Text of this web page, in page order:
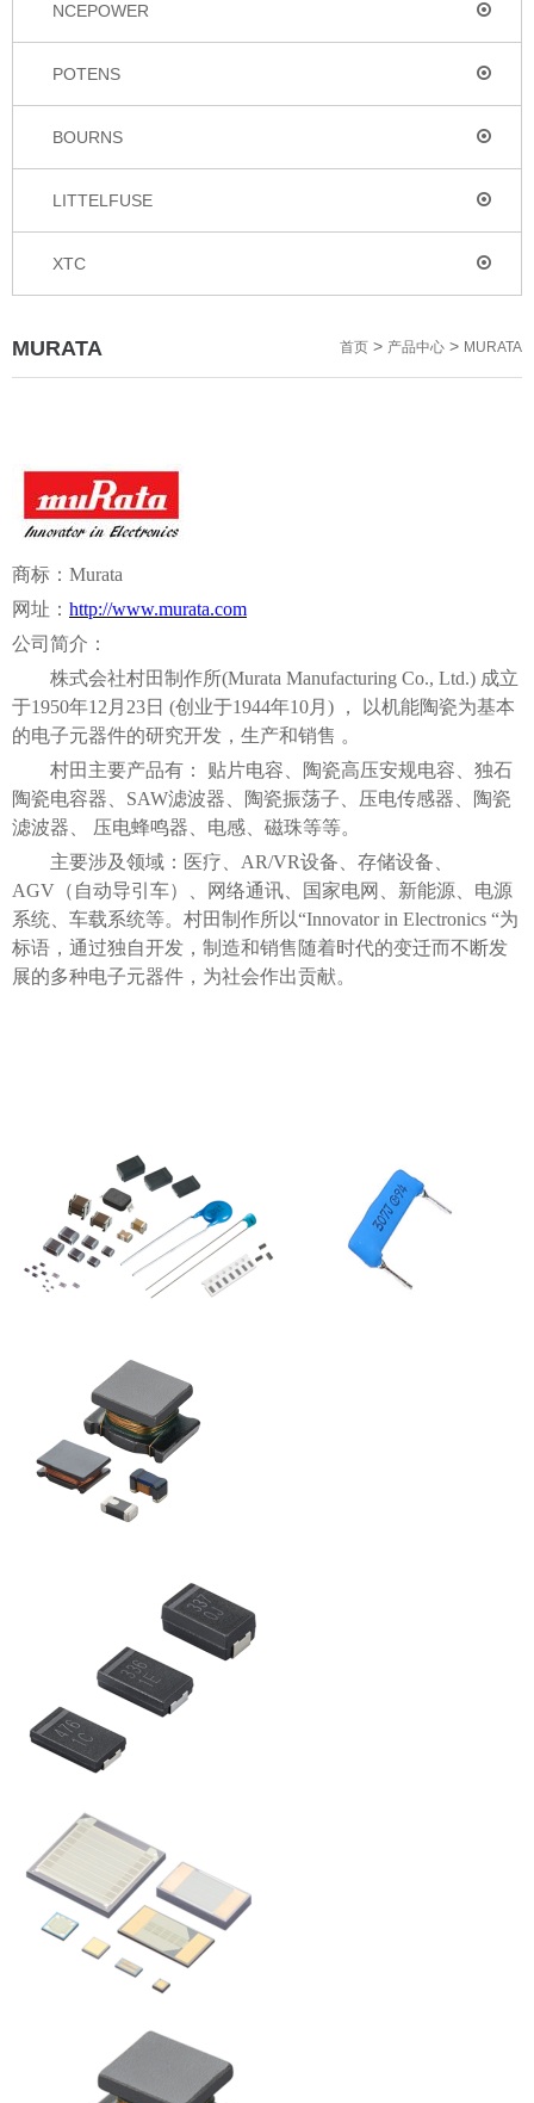
NCEPOWER
POTENS
BOURNS
LITTELFUSE
XTC
MURATA 首页 > 产品中心 > MURATA
商标： Murata
网址： http://www.murata.com
公司简介：
株式会社村田制作所(Murata Manufacturing Co., Ltd.) 成立
于1950年12月23日 (创业于1944年10月) ， 以机能陶瓷为基本
的电子元器件的研究开发，生产和销售 。
村田主要产品有：
贴片电容、陶瓷高压安规电容、独石
陶瓷电容器、 SAW滤波器、陶瓷振荡子、压电传感器、陶瓷
滤波器、 压电蜂鸣器、电感、磁珠等等。
主要涉及领域：医疗、 AR/VR设备、存储设备、
AGV（自动导引车）、网络通讯、国家电网、新能源、电源
系统、车载系统等。村田制作所以“Innovator in Electronics “为
标语，通过独自开发，制造和销售随着时代的变迁而不断发
展的多种电子元器件，为社会作出贡献。